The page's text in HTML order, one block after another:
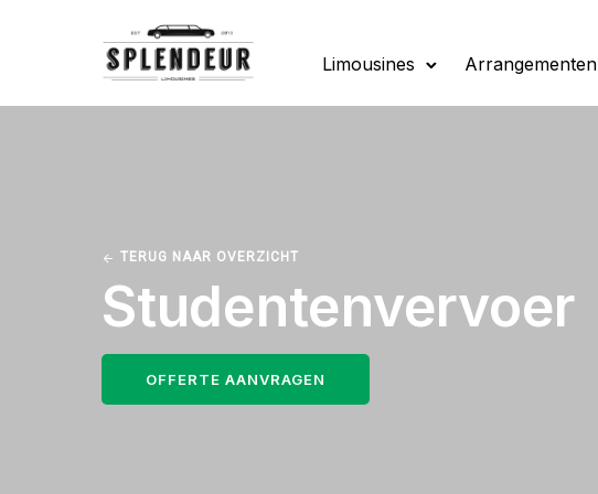
Limousines Arrangementen
TERUG NAAR OVERZICHT
Studentenvervoer
OFFERTE AANVRAGEN